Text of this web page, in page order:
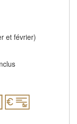
et février)